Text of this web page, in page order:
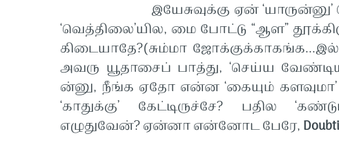
இயேசுவுக்கு ஏன் ‘யாருன்னு’
‘வெத்திலை’யில, மை போட்டு “ஆள”
கிடையாதே?(சும்மா
அவரு யூதாசைப் பாத்து, ‘செய்ய
ன்னு, நீங்க ஏதோ என்ன ‘கையும் களவுமா’
‘காதுக்கு’ கேட்டிருச்சே? பதில
எழுதுவேன்? ஏன்னா என்னோட பேரே,